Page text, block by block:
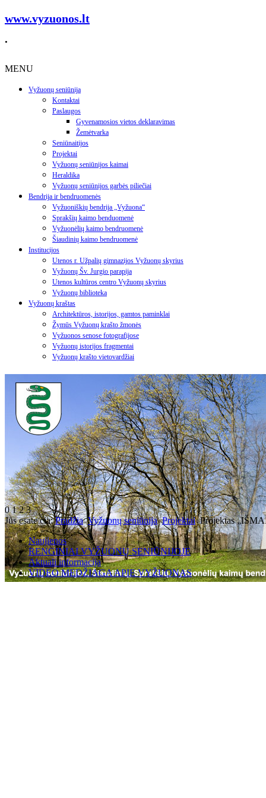
www.vyzuonos.lt
.
MENU
Vyžuonų seniūnija
Kontaktai
Paslaugos
Gyvenamosios vietos deklaravimas
Žemėtvarka
Seniūnaitijos
Projektai
Vyžuonų seniūnijos kaimai
Heraldika
Vyžuonų seniūnijos garbės piliečiai
Bendrija ir bendruomenės
Vyžuoniškių bendrija „Vyžuona“
Sprakšių kaimo benduomenė
Vyžuonėlių kaimo bendruomenė
Šiaudinių kaimo bendruomenė
Institucijos
Utenos r. Užpalių gimnazijos Vyžuonų skyrius
Vyžuonų Šv. Jurgio parapija
Utenos kultūros centro Vyžuonų skyrius
Vyžuonų biblioteka
Vyžuonų kraštas
Architektūros, istorijos, gamtos paminklai
Žymūs Vyžuonų krašto žmonės
Vyžuonos senose fotografijose
Vyžuonų istorijos fragmentai
Vyžuonų krašto vietovardžiai
0123
Jūs esate čia:Pradžia Vyžuonų seniūnija Projektai Projektas
Naujienos
RENGINIAI VYŽUONŲ SENIŪNIJOJE
Aktuali informacija
VIDEO MEDŽIAGA APIE VYŽUONAS